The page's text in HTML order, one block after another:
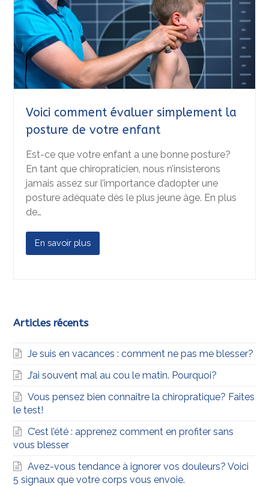
Voici comment évaluer simplement la
posture de votre enfant
Est-ce que votre enfant a une bonne posture?
En tant que chiropraticien, nous n’insisterons
jamais assez sur l’importance d’adopter une
posture adéquate dès le plus jeune âge. En plus
de…
En savoir plus
Articles récents
Je suis en vacances : comment ne pas me blesser?
J’ai souvent mal au cou le matin. Pourquoi?
Vous pensez bien connaître la chiropratique? Faites
le test!
C’est l’été : apprenez comment en profiter sans
vous blesser
Avez-vous tendance à ignorer vos douleurs? Voici
5 signaux que votre corps vous envoie.